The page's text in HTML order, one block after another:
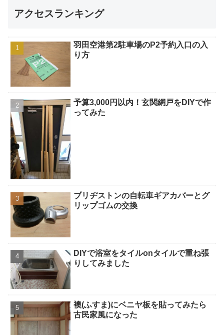
アクセスランキング
羽田空港第2駐車場のP2予約入口の入
り方
予算3,000円以内！玄関網戸をDIYで作
ってみた
ブリヂストンの自転車ギアカバーとグ
リップゴムの交換
DIYで浴室をタイルonタイルで重ね張
りしてみました
襖(ふすま)にベニヤ板を貼ってみたら
古民家風になった